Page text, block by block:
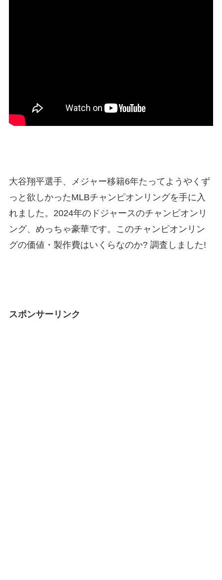
大谷翔平選手、メジャー移籍6年たってようやくず
っと欲しかったMLBチャンピオンリングを手に入
れました。2024年のドジャースのチャンピオンリ
ング、めっちゃ豪華です。このチャンピオンリン
グの価値・製作費はいくらなのか? 調査しました!
スポンサーリンク